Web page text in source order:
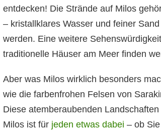
entdecken! Die Strände auf Milos
– kristallklares Wasser und feiner
werden. Eine weitere
traditionelle Häuser am Meer finden
Aber was Milos wirklich besonders
wie die farbenfrohen Felsen von
Diese atemberaubenden
Milos ist für jeden etwas dabei – ob